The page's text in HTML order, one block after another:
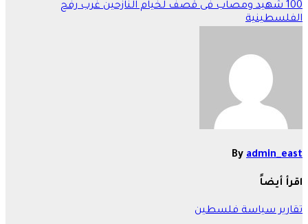
100 شهيد ومصاب فى قصف لخيام النازحين غرب رفح
الفلسطينية
By admin_east
اقرأ أيضاً
تقاريرسياسةفلسطين